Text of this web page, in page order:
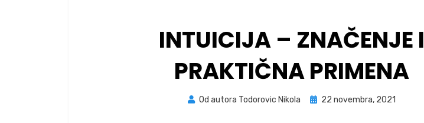
INTUICIJA – ZNAČENJE I
PRAKTIČNA PRIMENA
Od autora Todorovic Nikola
Posted
22 novembra, 2021